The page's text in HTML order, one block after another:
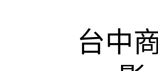
台中